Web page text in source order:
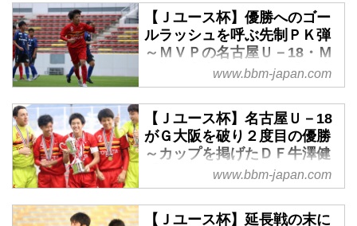
【Ｊユース杯】優勝へのゴー
ルラッシュを呼ぶ先制ＰＫ弾
～ＭＶＰの名古屋Ｕ－18・Ｍ
Ｆ榊原杏太「強い責任感を持
って臨んだ」 - ベースボー
ル・マガジン社WEB
11月17日に福岡県北九州市のミ
クニワールドスタジアム北九州で
行なわれた2019Ｊユースカップ
（第27回Ｊリーグユース選手権大
会）決勝では、名古屋Ｕ－18がＧ
大阪ユースから４ゴールを奪い、
www.bbm-japan.com
【Ｊユース杯】名古屋Ｕ－18
がＧ大阪を破り２度目の優勝
～カップを掲げたＤＦ牛澤健
「すごく気持ちよかった」 -
ベースボール・マガジン社
WEB
www.bbm-japan.com
【Ｊユース杯】延長戦の末に